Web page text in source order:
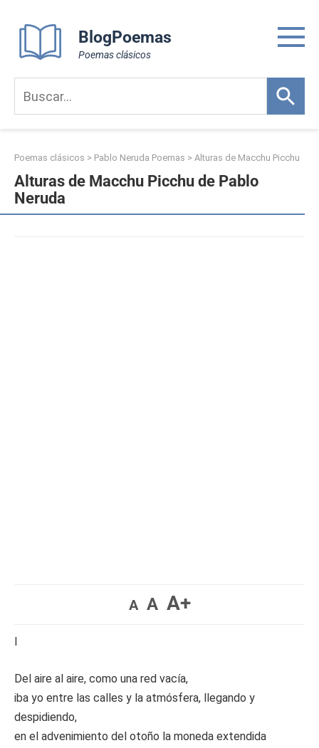
content
BlogPoemas
Poemas clásicos
Poemas clásicos > Pablo Neruda Poemas > Alturas de Macchu Picchu
Alturas de Macchu Picchu de Pablo
Neruda
A A A+
I
Del aire al aire, como una red vacía,
iba yo entre las calles y la atmósfera, llegando y
despidiendo,
en el advenimiento del otoño la moneda extendida